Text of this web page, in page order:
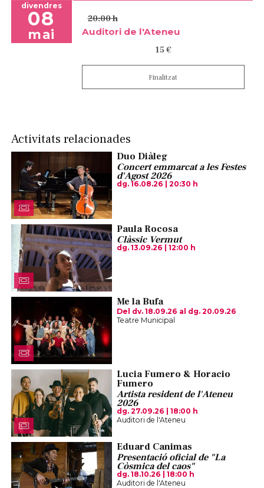
divendres
08
mai
20:00 h
Auditori de l'Ateneu
15 €
Finalitzat
Activitats relacionades
Duo Diàleg
Concert emmarcat a les Festes
d'Agost 2026
dg. 16.08.26 20:30 h
Paula Rocosa
Clàssic Vermut
dg. 13.09.26 12:00 h
Me la Bufa
Del dv. 18.09.26 al dg. 20.09.26
Teatre Municipal
Lucia Fumero & Horacio
Fumero
Artista resident de l'Ateneu
2026
dg. 27.09.26 | 18:00 h
Auditori de l'Ateneu
Eduard Canimas
Presentació oficial de "La
Còsmica del caos"
dg. 18.10.26 | 18:00 h
Auditori de l'Ateneu